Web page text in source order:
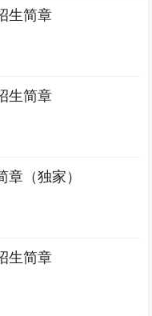
生简章
生简章
章（独家）
生简章